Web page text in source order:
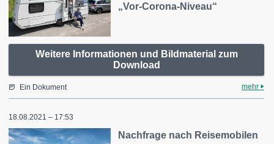
„Vor-Corona-Niveau“
Weitere Informationen und Bildmaterial zum
Download
Ein Dokument mehr
18.08.2021 – 17:53
Nachfrage nach Reisemobilen